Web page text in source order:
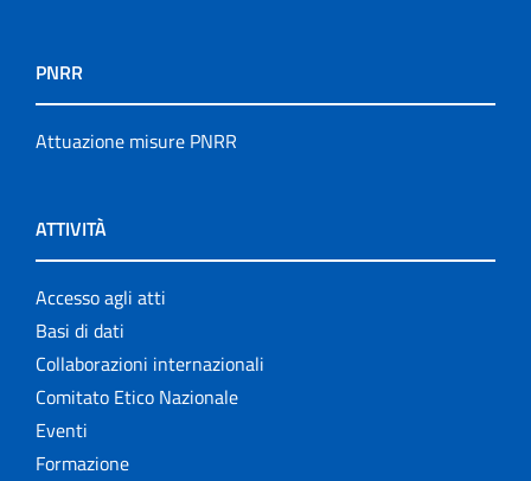
PNRR
Attuazione misure PNRR
ATTIVITÀ
Accesso agli atti
Basi di dati
Collaborazioni internazionali
Comitato Etico Nazionale
Eventi
Formazione